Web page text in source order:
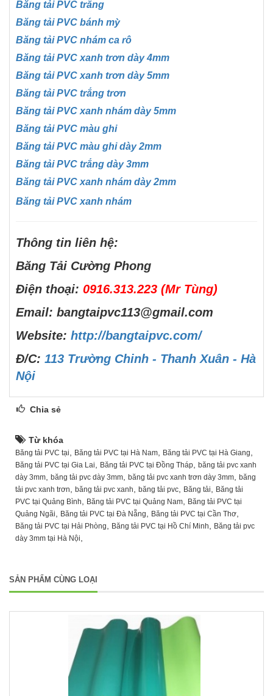
Băng tải PVC trắng
Băng tải PVC bánh mỳ
Băng tải PVC nhám ca rô
Băng tải PVC xanh trơn dày 4mm
Băng tải PVC xanh trơn dày 5mm
Băng tải PVC trắng trơn
Băng tải PVC xanh nhám dày 5mm
Băng tải PVC màu ghi
Băng tải PVC màu ghi dày 2mm
Băng tải PVC trắng dày 3mm
Băng tải PVC xanh nhám dày 2mm
Băng tải PVC xanh nhám
Thông tin liên hệ:
Băng Tải Cường Phong
Điện thoại: 0916.313.223 (Mr Tùng)
Email: bangtaipvc113@gmail.com
Website: http://bangtaipvc.com/
Đ/C: 113 Trường Chinh - Thanh Xuân - Hà
Nội
Chia sẻ
Từ khóa
Băng tải PVC tại, Băng tải PVC tại Hà Nam, Băng tải PVC tại Hà Giang,
Băng tải PVC tại Gia Lai, Băng tải PVC tại Đồng Tháp, băng tải pvc xanh
dày 3mm, băng tải pvc dày 3mm, băng tải pvc xanh trơn dày 3mm, băng
tải pvc xanh trơn, băng tải pvc xanh, băng tải pvc, Băng tải, Băng tải
PVC tại Quảng Bình, Băng tải PVC tại Quảng Nam, Băng tải PVC tại
Quảng Ngãi, Băng tải PVC tại Đà Nẵng, Băng tải PVC tại Cần Thơ,
Băng tải PVC tại Hải Phòng, Băng tải PVC tại Hồ Chí Minh, Băng tải pvc
dày 3mm tại Hà Nội,
SẢN PHẨM CÙNG LOẠI